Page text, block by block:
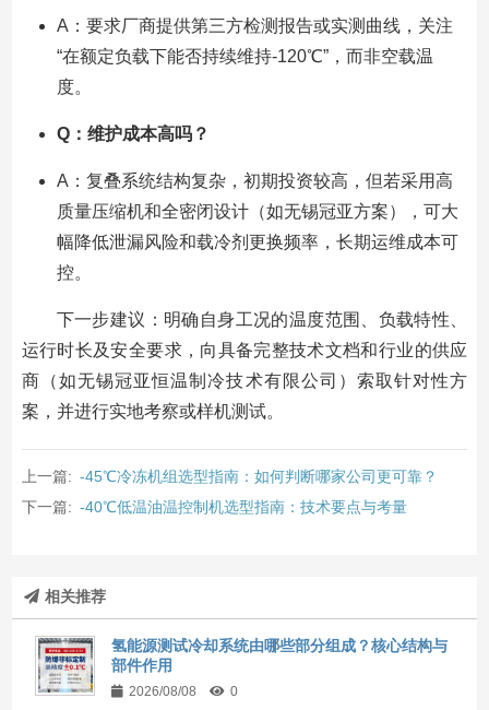
A：要求厂商提供第三方检测报告或实测曲线，关注
“在额定负载下能否持续维持-120℃”，而非空载温
度。
Q：维护成本高吗？
A：复叠系统结构复杂，初期投资较高，但若采用高
质量压缩机和全密闭设计（如无锡冠亚方案），可大
幅降低泄漏风险和载冷剂更换频率，长期运维成本可
控。
下一步建议：明确自身工况的温度范围、负载特性、
运行时长及安全要求，向具备完整技术文档和行业的供应
商（如无锡冠亚恒温制冷技术有限公司）索取针对性方
案，并进行实地考察或样机测试。
上一篇: -45℃冷冻机组选型指南：如何判断哪家公司更可靠？
下一篇: -40℃低温油温控制机选型指南：技术要点与考量
相关推荐
氢能源测试冷却系统由哪些部分组成？核心结构与
部件作用
2026/08/08 0